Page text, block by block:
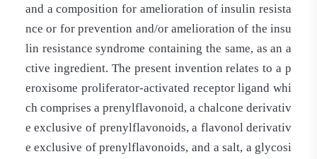
and a composition for amelioration of insulin resista
nce or for prevention and/or amelioration of the insu
lin resistance syndrome containing the same, as an a
ctive ingredient. The present invention relates to a p
eroxisome proliferator-activated receptor ligand whi
ch comprises a prenylflavonoid, a chalcone derivativ
e exclusive of prenylflavonoids, a flavonol derivativ
e exclusive of prenylflavonoids, and a salt, a glycosi